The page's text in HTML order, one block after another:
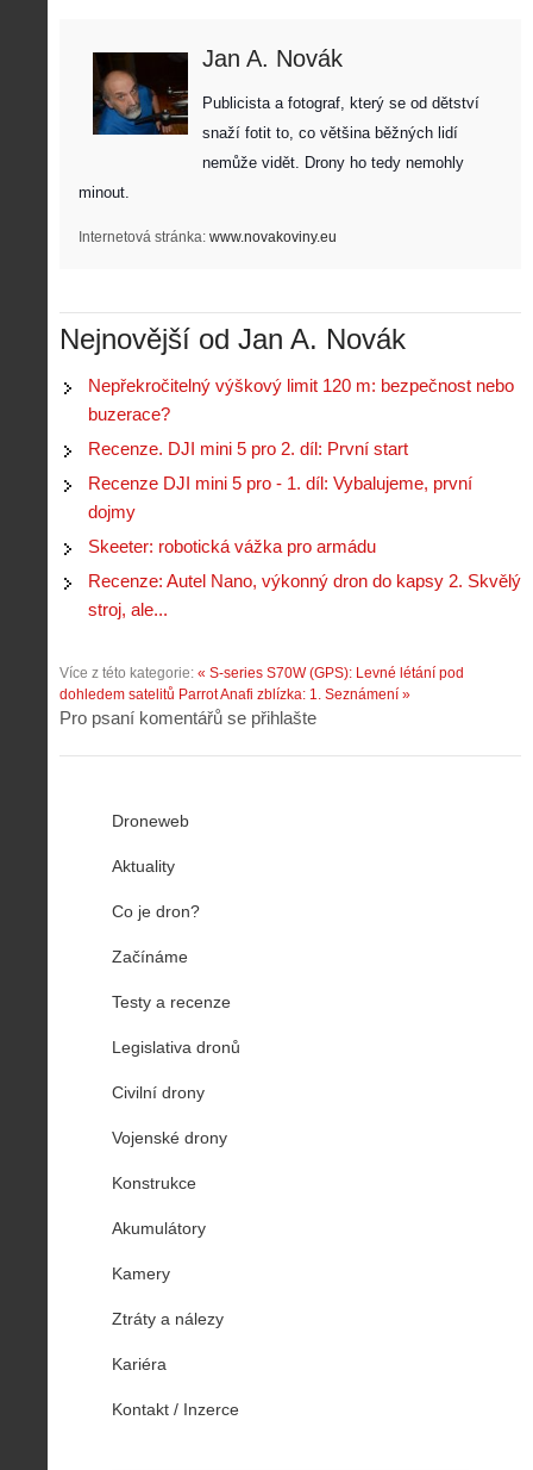
Jan A. Novák
Publicista a fotograf, který se od dětství
snaží fotit to, co většina běžných lidí
nemůže vidět. Drony ho tedy nemohly
minout.
Internetová stránka: www.novakoviny.eu
Nejnovější od Jan A. Novák
Nepřekročitelný výškový limit 120 m: bezpečnost nebo
buzerace?
Recenze. DJI mini 5 pro 2. díl: První start
Recenze DJI mini 5 pro - 1. díl: Vybalujeme, první
dojmy
Skeeter: robotická vážka pro armádu
Recenze: Autel Nano, výkonný dron do kapsy 2. Skvělý
stroj, ale...
Více z této kategorie: « S-series S70W (GPS): Levné létání pod
dohledem satelitů Parrot Anafi zblízka: 1. Seznámení »
Pro psaní komentářů se přihlašte
Droneweb
Aktuality
Co je dron?
Začínáme
Testy a recenze
Legislativa dronů
Civilní drony
Vojenské drony
Konstrukce
Akumulátory
Kamery
Ztráty a nálezy
Kariéra
Kontakt / Inzerce